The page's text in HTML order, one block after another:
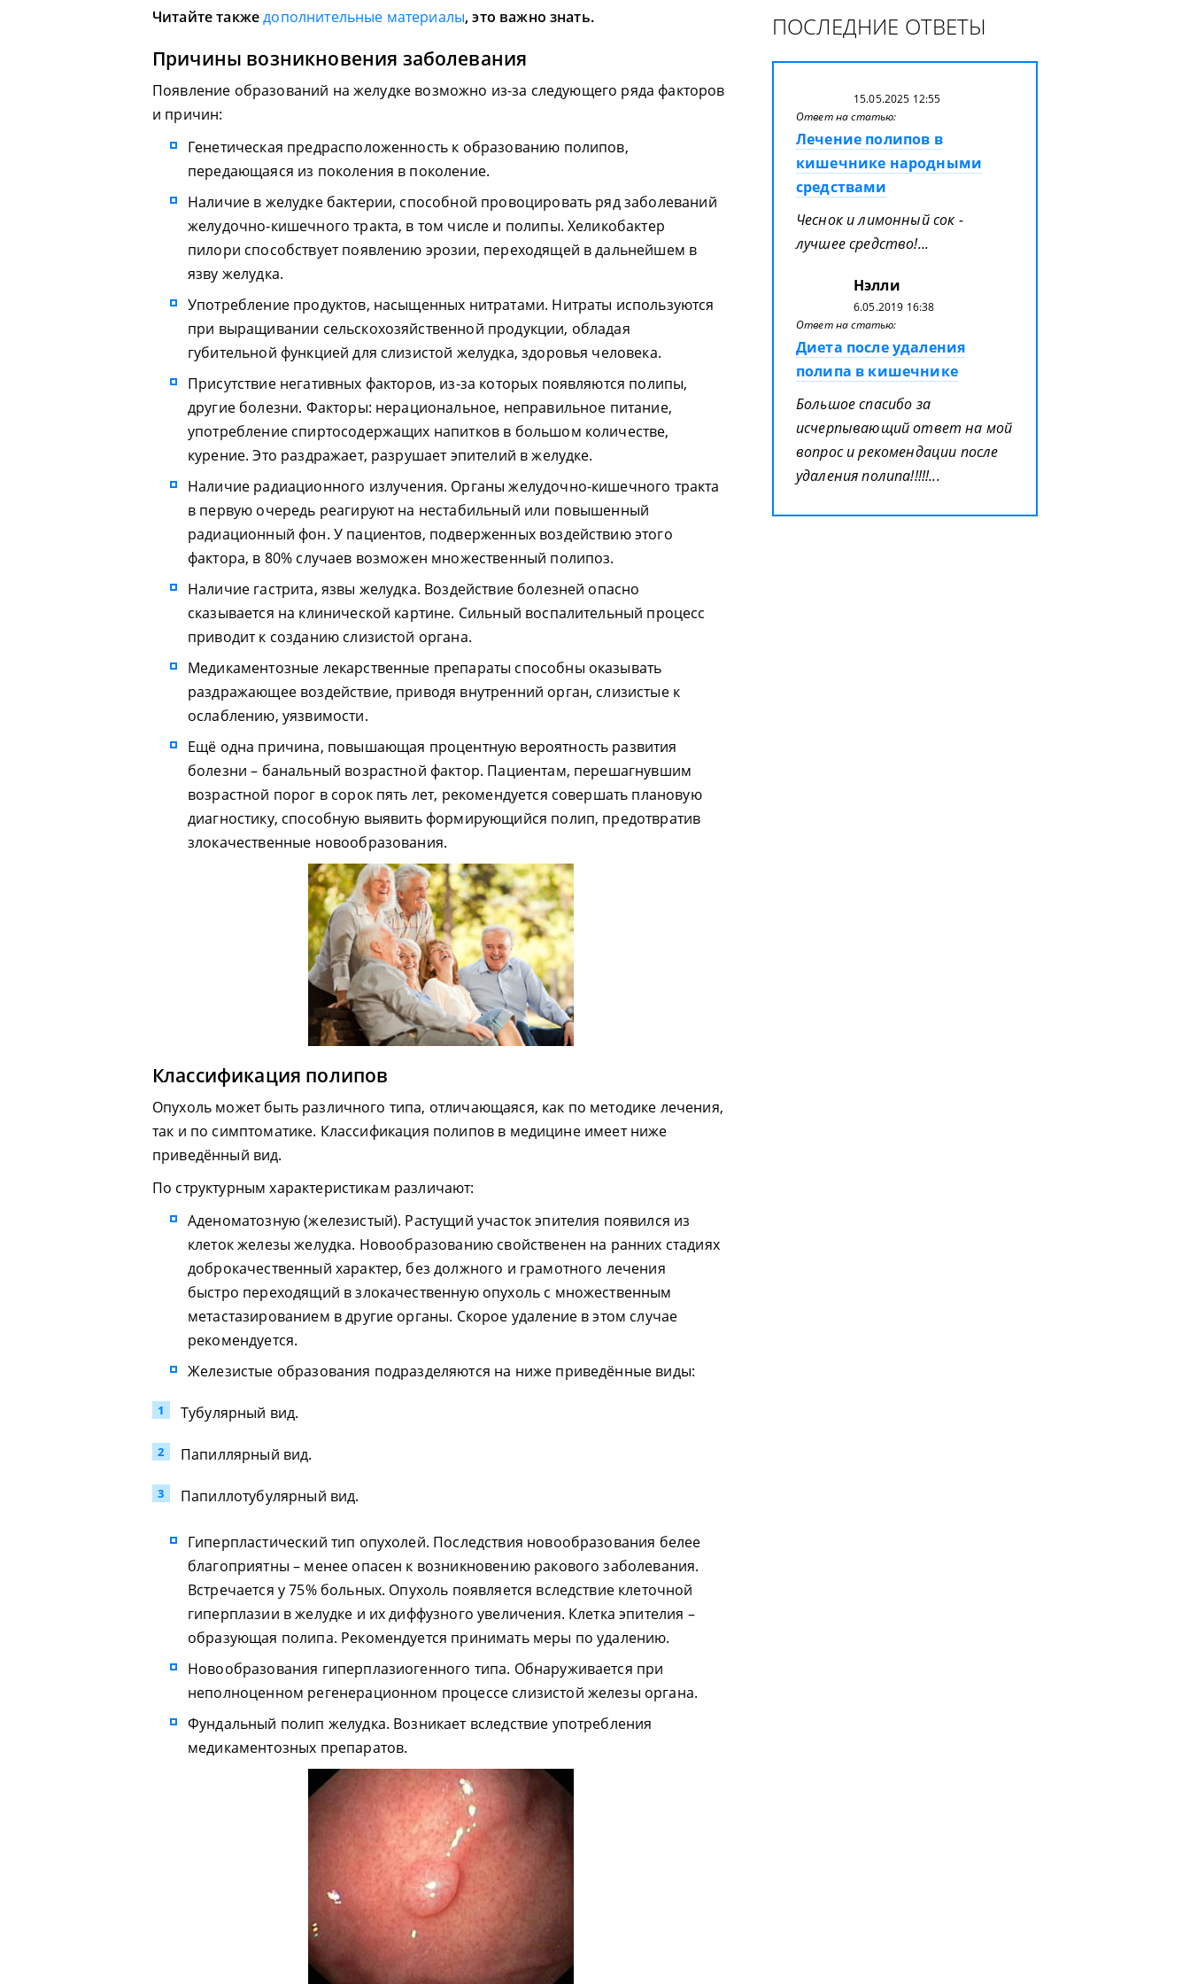
Читайте такжедополнительные материалы, это важно знать.
Причины возникновения заболевания
Появление образований на желудке возможно из-за следующего ряда факторов
и причин:
Генетическая предрасположенность к образованию полипов,
передающаяся из поколения в поколение.
Наличие в желудке бактерии, способной провоцировать ряд заболеваний
желудочно-кишечного тракта, в том числе и полипы. Хеликобактер
пилори способствует появлению эрозии, переходящей в дальнейшем в
язву желудка.
Употребление продуктов, насыщенных нитратами. Нитраты используются
при выращивании сельскохозяйственной продукции, обладая
губительной функцией для слизистой желудка, здоровья человека.
Присутствие негативных факторов, из-за которых появляются полипы,
другие болезни. Факторы: нерациональное, неправильное питание,
употребление спиртосодержащих напитков в большом количестве,
курение. Это раздражает, разрушает эпителий в желудке.
Наличие радиационного излучения. Органы желудочно-кишечного тракта
в первую очередь реагируют на нестабильный или повышенный
радиационный фон. У пациентов, подверженных воздействию этого
фактора, в 80% случаев возможен множественный полипоз.
Наличие гастрита, язвы желудка. Воздействие болезней опасно
сказывается на клинической картине. Сильный воспалительный процесс
приводит к созданию слизистой органа.
Медикаментозные лекарственные препараты способны оказывать
раздражающее воздействие, приводя внутренний орган, слизистые к
ослаблению, уязвимости.
Ещё одна причина, повышающая процентную вероятность развития
болезни – банальный возрастной фактор. Пациентам, перешагнувшим
возрастной порог в сорок пять лет, рекомендуется совершать плановую
диагностику, способную выявить формирующийся полип, предотвратив
злокачественные новообразования.
Классификация полипов
Опухоль может быть различного типа, отличающаяся, как по методике лечения,
так и по симптоматике. Классификация полипов в медицине имеет ниже
приведённый вид.
По структурным характеристикам различают:
Аденоматозную (железистый). Растущий участок эпителия появился из
клеток железы желудка. Новообразованию свойственен на ранних стадиях
доброкачественный характер, без должного и грамотного лечения
быстро переходящий в злокачественную опухоль с множественным
метастазированием в другие органы. Скорое удаление в этом случае
рекомендуется.
Железистые образования подразделяются на ниже приведённые виды:
Тубулярный вид.
Папиллярный вид.
Папиллотубулярный вид.
Гиперпластический тип опухолей. Последствия новообразования белее
благоприятны – менее опасен к возникновению ракового заболевания.
Встречается у 75% больных. Опухоль появляется вследствие клеточной
гиперплазии в желудке и их диффузного увеличения. Клетка эпителия –
образующая полипа. Рекомендуется принимать меры по удалению.
Новообразования гиперплазиогенного типа. Обнаруживается при
неполноценном регенерационном процессе слизистой железы органа.
Фундальный полип желудка. Возникает вследствие употребления
медикаментозных препаратов.
ПОСЛЕДНИЕ ОТВЕТЫ
15.05.2025 12:55
Ответ на статью:
Лечение полипов в
кишечнике народными
средствами
Чеснок и лимонный сок -
лучшее средство!...
Нэлли
6.05.2019 16:38
Ответ на статью:
Диета после удаления
полипа в кишечнике
Большое спасибо за
исчерпывающий ответ на мой
вопрос и рекомендации после
удаления полипа!!!!!...